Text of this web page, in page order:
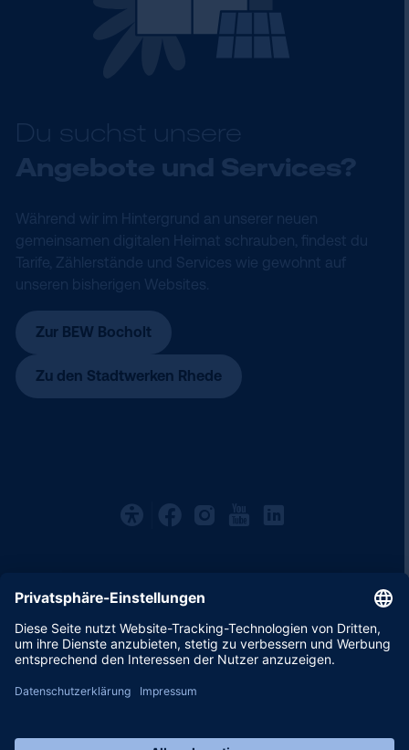
Du suchst unsere
Angebote und Services?
Während wir im Hintergrund an unserer neuen
gemeinsamen digitalen Heimat schrauben, findest du
Tarife, Zählerstände und Services wie gewohnt auf
unseren bisherigen Websites.
Zur BEW Bocholt
Zu den Stadtwerken Rhede
Kontakt Karriere
Impressum Datenschutz Barrierefreiheit